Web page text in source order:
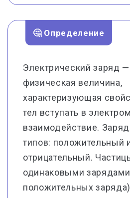
🤔 Определение
Электрический заряд —
физическая величина,
характеризующая
тел вступать в
взаимодействие.
типов: положительный
отрицательный.
одинаковыми
положительных заряда)